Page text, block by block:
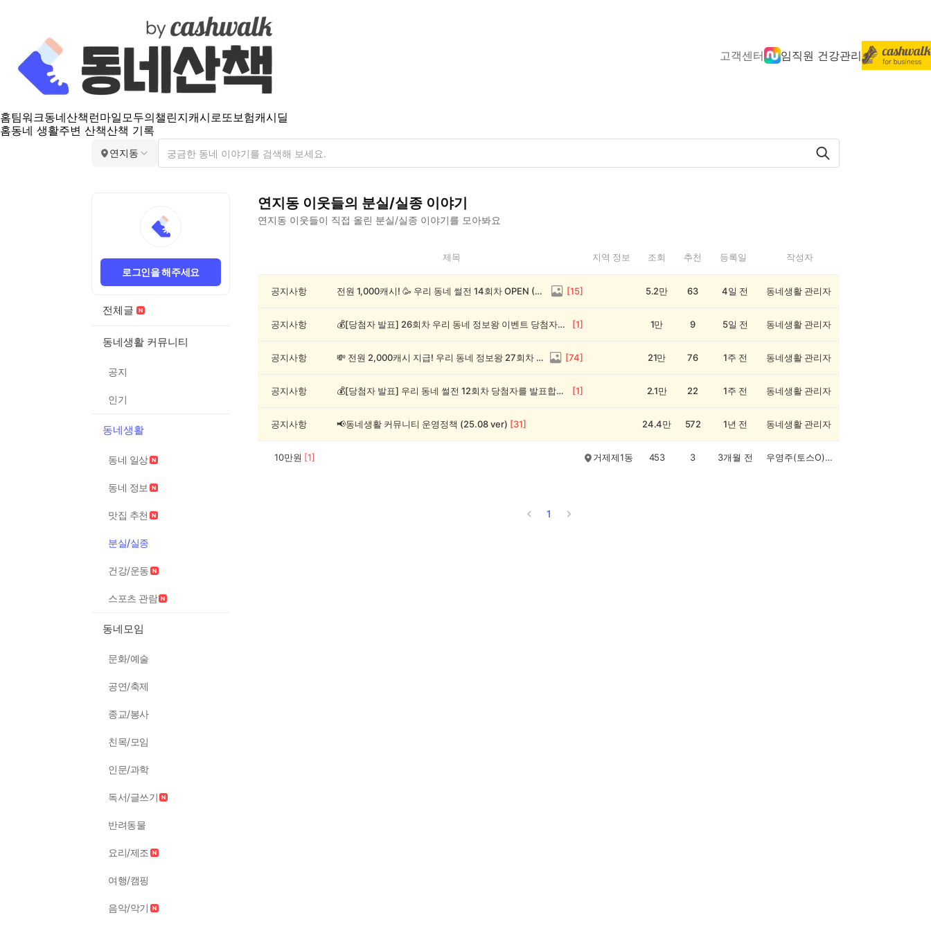
고객센터 임직원 건강관리
홈팀워크동네산책 런마일모두의챌린지캐시로또보험캐시딜
홈동네 생활주변 산책산책 기록
연지동
로그인을 해주세요
전체글
동네생활 커뮤니티
공지
인기
동네생활
동네 일상
동네 정보
맛집 추천
분실/실종
건강/운동
스포츠 관람
동네모임
문화/예술
공연/축제
종교/봉사
친목/모임
인문/과학
독서/글쓰기
반려동물
요리/제조
여행/캠핑
음악/악기
연지동 이웃들의 분실/실종 이야기
연지동 이웃들이 직접 올린 분실/실종 이야기를 모아봐요
동
제목 지역 정보 조회 추천 등록일 작성자
공지사항 전원 1,000캐시! 🥳 우리 동네 썰전 14회차 OPEN (~8/17) [15] 5.2만 63 4일 전 동네생활 관리자
공지사항 💰[당첨자 발표] 26회차 우리 동네 정보왕 이벤트 당첨자를 발표합니다! [1] 1만 9 5일 전 동네생활 관리자
공지사항 💸 전원 2,000캐시 지급! 우리 동네 정보왕 27회차 (~8/10) [74] 21만 76 1주 전 동네생활 관리자
공지사항 💰[당첨자 발표] 우리 동네 썰전 12회차 당첨자를 발표합니다! [1] 2.1만 22 1주 전 동네생활 관리자
공지사항 📢동네생활 커뮤니티 운영정책 (25.08 ver) [31] 24.4만 572 1년 전 동네생활 관리자
10만원 [1] 거제제1동 453 3 3개월 전 우영주(토스O)오전부탁
1